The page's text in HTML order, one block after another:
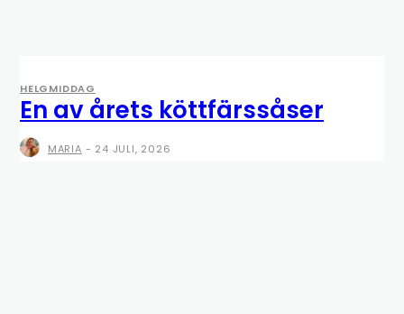
HELGMIDDAG
En av årets köttfärssåser
MARIA - 24 JULI, 2026